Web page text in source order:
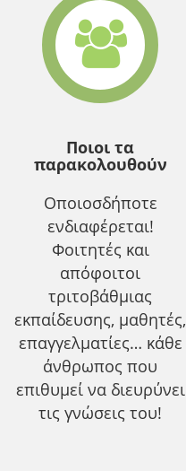
Ποιοι τα
παρακολουθούν
Οποιοσδήποτε
ενδιαφέρεται!
Φοιτητές και
απόφοιτοι
τριτοβάθμιας
εκπαίδευσης, μαθητές,
επαγγελματίες… κάθε
άνθρωπος που
επιθυμεί να διευρύνει
τις γνώσεις του!